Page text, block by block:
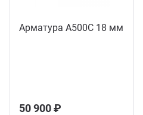
Арматура А500С 18 мм
50 900 ₽